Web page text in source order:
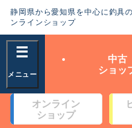
静岡県から愛知県を中心に釣具
ンラインショップ
中古
ショッ
オンライン
ショップ
フリーワード
商品カテゴリ
ラ
良